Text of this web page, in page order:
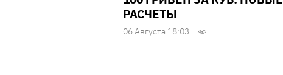
РАСЧЕТЫ
06 Августа 18:03